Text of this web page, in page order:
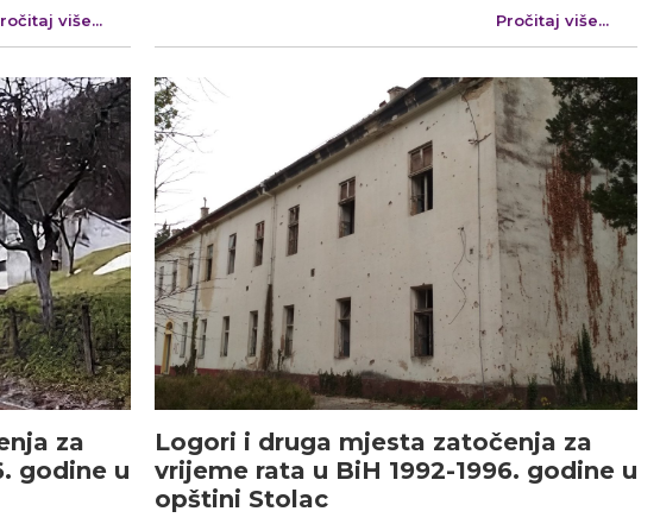
više... Pročitaj više...
za
godine u
Logori i druga mjesta zatočenja za
vrijeme rata u BiH 1992-1996. godine u
opštini Stolac